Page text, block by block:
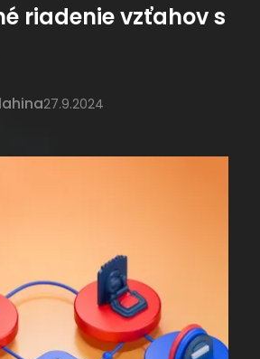
riadenie vzťahov s
27.9.2024